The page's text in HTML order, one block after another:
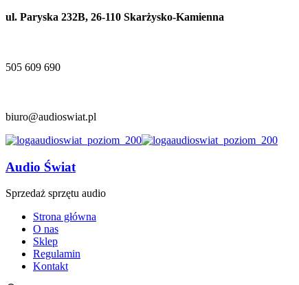
ul. Paryska 232B, 26-110 Skarżysko-Kamienna
505 609 690
biuro@audioswiat.pl
Audio Świat
Sprzedaż sprzętu audio
Strona główna
O nas
Sklep
Regulamin
Kontakt